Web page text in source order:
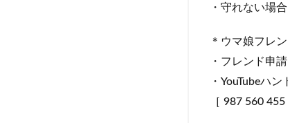
・守れない場
＊ウマ娘フレ
・フレンド申
・YouTubeハ
［ 987 560 455